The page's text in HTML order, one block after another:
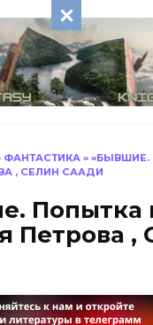
ФАНТАСТИКА »
, СЕЛИН СААДИ
Попытка
Петрова ,